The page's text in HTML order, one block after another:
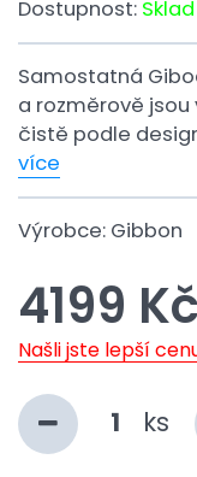
Dostupnost: Sklad
Samostatná
a rozměrově
čistě podle
více
Výrobce: Gibbon
4199 Kč
Našli jste lepší
ks